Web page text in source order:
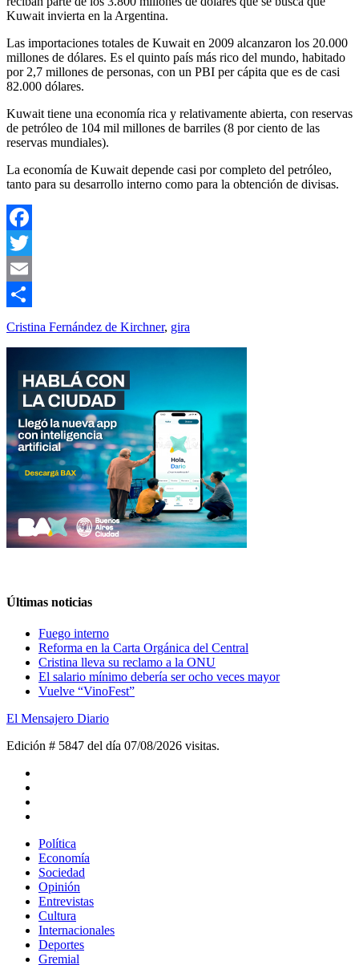
Kuwait invierta en la Argentina.
Las importaciones totales de Kuwait en 2009 alcanzaron los 20.000
millones de dólares. Es el quinto país más rico del mundo, habitado
por 2,7 millones de personas, con un PBI per cápita que es de casi
82.000 dólares.
Kuwait tiene una economía rica y relativamente abierta, con reservas
de petróleo de 104 mil millones de barriles (8 por ciento de las
reservas mundiales).
La economía de Kuwait depende casi por completo del petróleo,
tanto para su desarrollo interno como para la obtención de divisas.
Facebook
Twitter
Email
Compartir
Cristina Fernández de Kirchner, gira
Últimas noticias
Fuego interno
Reforma en la Carta Orgánica del Central
Cristina lleva su reclamo a la ONU
El salario mínimo debería ser ocho veces mayor
Vuelve “VinoFest”
El Mensajero Diario
Edición # 5847 del día 07/08/2026 visitas.
Política
Economía
Sociedad
Opinión
Entrevistas
Cultura
Internacionales
Deportes
Gremial